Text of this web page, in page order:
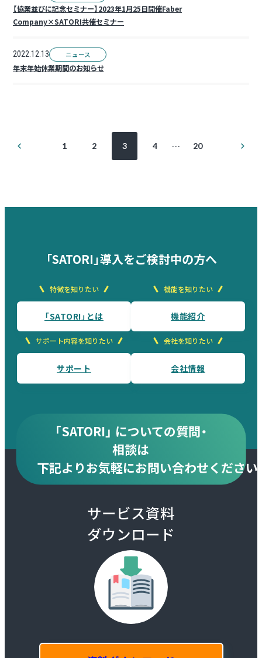
【協業並びに記念セミナー】2023年1月25日開催Faber
Company×SATORI共催セミナー
2022.12.13 ニュース
年末年始休業期間のお知らせ
投
ペ
り
1 2 3 4 … 20
「SATORI」導入をご検討中の方へ
特徴を知りたい
「SATORI」とは
機能を知りたい
機能紹介
サポート内容を知りたい
サポート
会社を知りたい
会社情報
「SATORI」 についての質問・
相談は
下記よりお気軽にお問い合わせください
サービス資料
ダウンロード